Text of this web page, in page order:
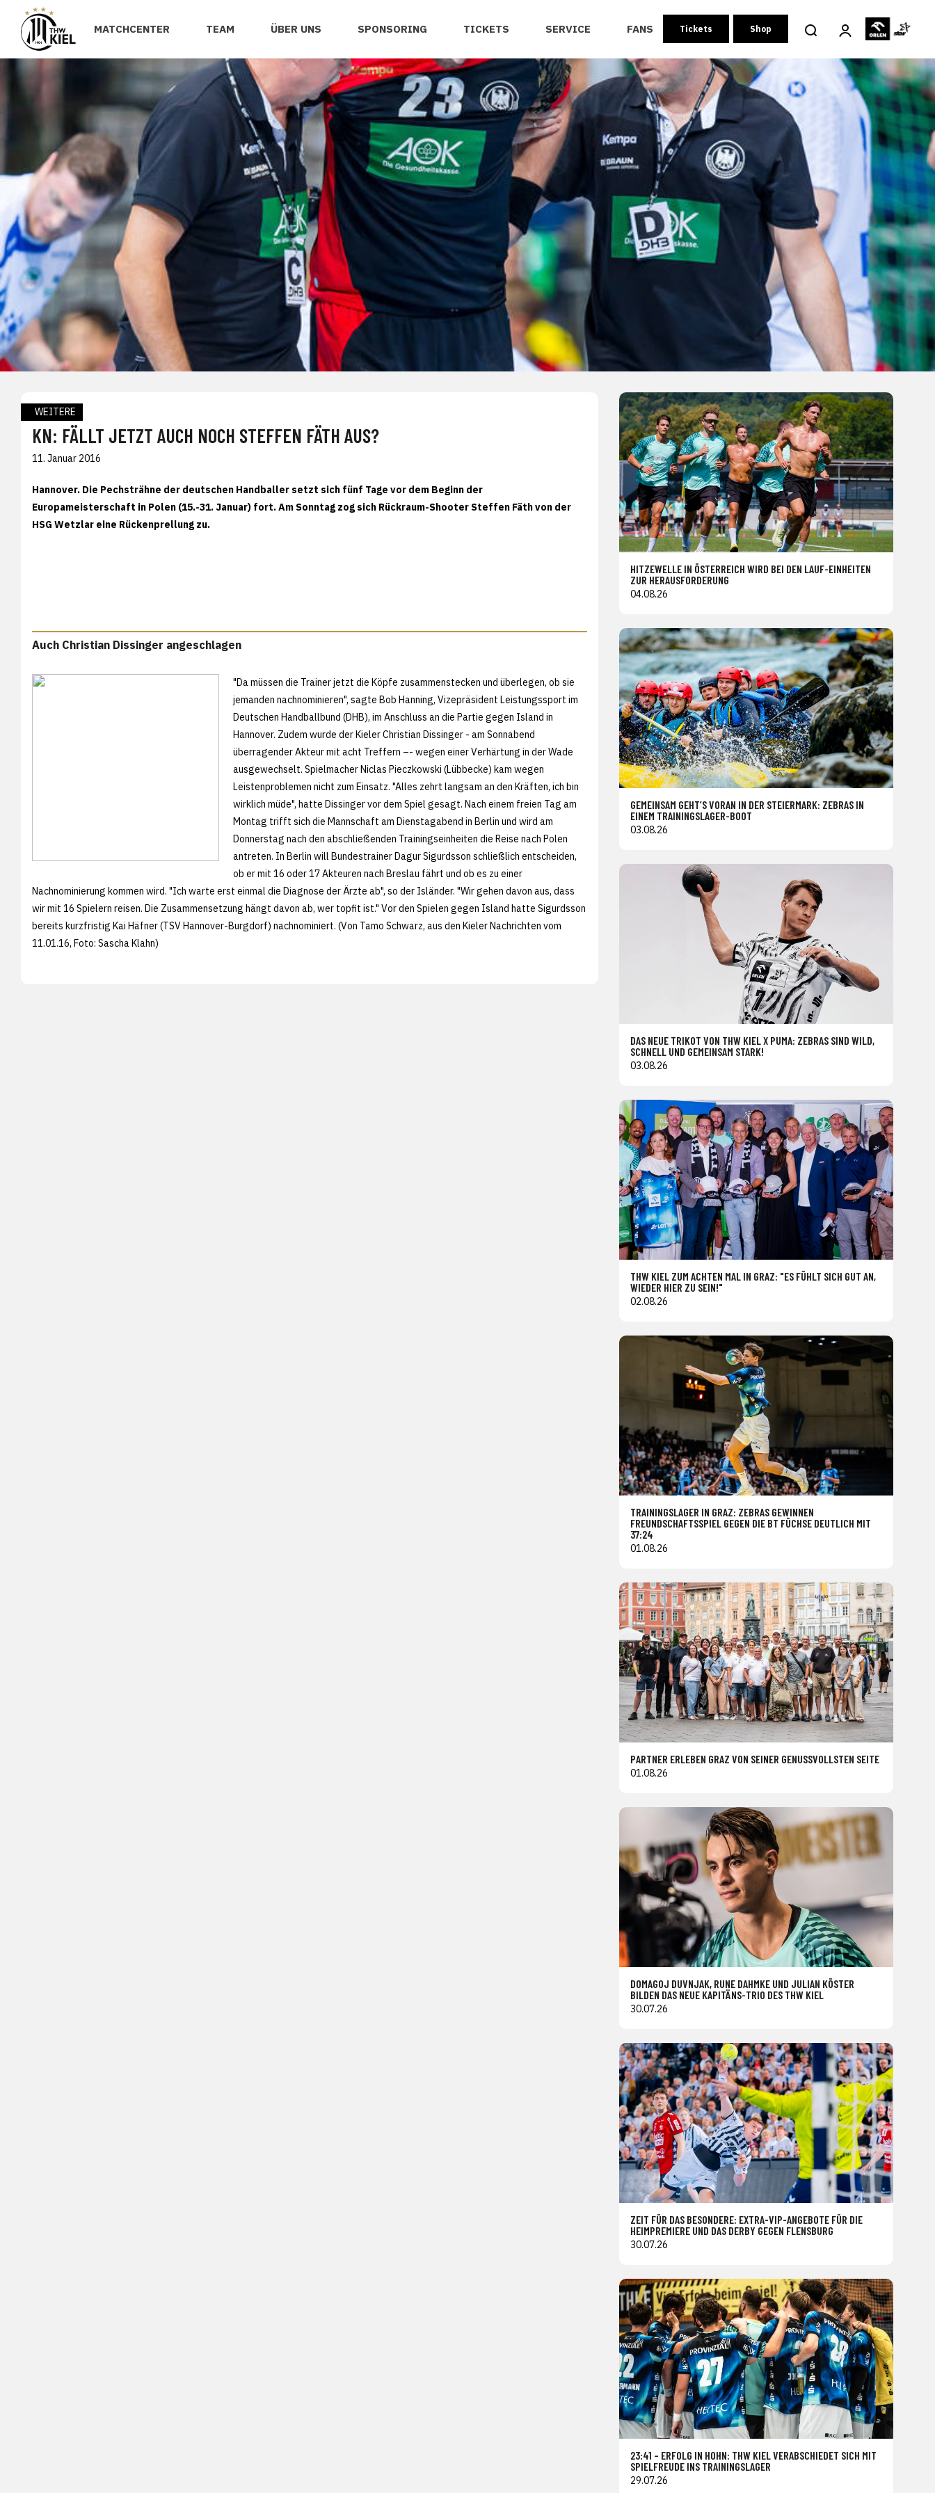
MATCHCENTER TEAM ÜBER UNS SPONSORING TICKETS SERVICE FANS Tickets Shop
WEITERE
KN: FÄLLT JETZT AUCH NOCH STEFFEN FÄTH AUS?
11. Januar 2016
Hannover. Die Pechsträhne der deutschen Handballer setzt sich fünf Tage vor dem Beginn der
Europameisterschaft in Polen (15.-31. Januar) fort. Am Sonntag zog sich Rückraum-Shooter Steffen Fäth von der
HSG Wetzlar eine Rückenprellung zu.
Auch Christian Dissinger angeschlagen
"Da müssen die Trainer jetzt die Köpfe zusammenstecken und überlegen, ob sie
jemanden nachnominieren", sagte Bob Hanning, Vizepräsident Leistungssport im
Deutschen Handballbund (DHB), im Anschluss an die Partie gegen Island in
Hannover. Zudem wurde der Kieler Christian Dissinger - am Sonnabend
überragender Akteur mit acht Treffern –- wegen einer Verhärtung in der Wade
ausgewechselt. Spielmacher Niclas Pieczkowski (Lübbecke) kam wegen
Leistenproblemen nicht zum Einsatz. "Alles zehrt langsam an den Kräften, ich bin
wirklich müde", hatte Dissinger vor dem Spiel gesagt. Nach einem freien Tag am
Montag trifft sich die Mannschaft am Dienstagabend in Berlin und wird am
Donnerstag nach den abschließenden Trainingseinheiten die Reise nach Polen
antreten. In Berlin will Bundestrainer Dagur Sigurdsson schließlich entscheiden,
ob er mit 16 oder 17 Akteuren nach Breslau fährt und ob es zu einer
Nachnominierung kommen wird. "Ich warte erst einmal die Diagnose der Ärzte ab", so der Isländer. "Wir gehen davon aus, dass
wir mit 16 Spielern reisen. Die Zusammensetzung hängt davon ab, wer topfit ist." Vor den Spielen gegen Island hatte Sigurdsson
bereits kurzfristig Kai Häfner (TSV Hannover-Burgdorf) nachnominiert. (Von Tamo Schwarz, aus den Kieler Nachrichten vom
11.01.16, Foto: Sascha Klahn)
HITZEWELLE IN ÖSTERREICH WIRD BEI DEN LAUF-EINHEITEN
ZUR HERAUSFORDERUNG
04.08.26
GEMEINSAM GEHT’S VORAN IN DER STEIERMARK: ZEBRAS IN
EINEM TRAININGSLAGER-BOOT
03.08.26
DAS NEUE TRIKOT VON THW KIEL X PUMA: ZEBRAS SIND WILD,
SCHNELL UND GEMEINSAM STARK!
03.08.26
THW KIEL ZUM ACHTEN MAL IN GRAZ: "ES FÜHLT SICH GUT AN,
WIEDER HIER ZU SEIN!"
02.08.26
TRAININGSLAGER IN GRAZ: ZEBRAS GEWINNEN
FREUNDSCHAFTSSPIEL GEGEN DIE BT FÜCHSE DEUTLICH MIT
37:24
01.08.26
PARTNER ERLEBEN GRAZ VON SEINER GENUSSVOLLSTEN SEITE
01.08.26
DOMAGOJ DUVNJAK, RUNE DAHMKE UND JULIAN KÖSTER
BILDEN DAS NEUE KAPITÄNS-TRIO DES THW KIEL
30.07.26
ZEIT FÜR DAS BESONDERE: EXTRA-VIP-ANGEBOTE FÜR DIE
HEIMPREMIERE UND DAS DERBY GEGEN FLENSBURG
30.07.26
23:41 – ERFOLG IN HOHN: THW KIEL VERABSCHIEDET SICH MIT
SPIELFREUDE INS TRAININGSLAGER
29.07.26